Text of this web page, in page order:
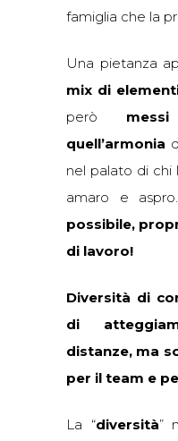
famiglia che la
Una pietanza
mix di
però
quell’armonia
nel palato di chi
amaro e
possibile,
di lavoro!
Diversità di
di
distanze, ma
per il team e
La “diversità”